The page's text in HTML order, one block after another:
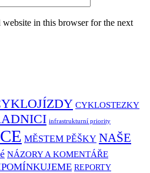
website in this browser for the next
CYKLOSTEZKY
infrastrukturní priority
MĚSTEM PĚŠKY NAŠE
NÁZORY A KOMENTÁŘE
REPORTY